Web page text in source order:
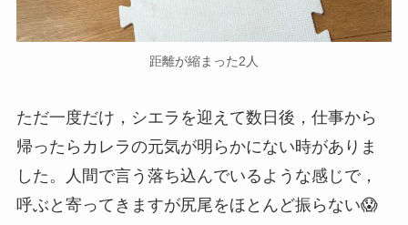
距離が縮まった2人
ただ一度だけ，シエラを迎えて数日後，仕事から
帰ったらカレラの元気が明らかにない時がありま
した。人間で言う落ち込んでいるような感じで，
呼ぶと寄ってきますが尻尾をほとんど振らない😱